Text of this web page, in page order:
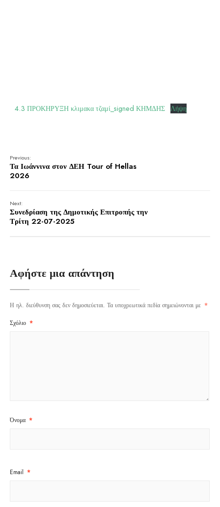
4.3 ΠΡΟΚΗΡΥΞΗ κλιμακα τζαμί_signed ΚΗΜΔΗΣ Λήψη
Previous:
Τα Ιωάννινα στον ΔΕΗ Tour of Hellas
2026
Next:
Συνεδρίαση της Δημοτικής Επιτροπής την
Τρίτη 22-07-2025
Αφήστε μια απάντηση
Η ηλ. διεύθυνση σας δεν δημοσιεύεται. Τα υποχρεωτικά πεδία σημειώνονται με *
Σχόλιο *
Όνομα *
Email *